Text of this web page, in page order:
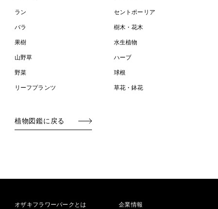
ラン セントポーリア
バラ 樹木・花木
果樹 水生植物
山野草 ハーブ
野菜 球根
リーフプランツ 草花・鉢花
植物図鑑に戻る
オザキフラワーパークとは 企業情報